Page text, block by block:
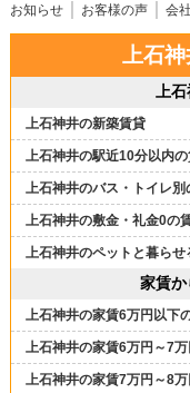
お知らせ
お客様の声 会
上石
上
上石神井の新築賃貸
上石神井の駅近10分以内
上石神井のバス・トイレ別
上石神井の敷金・礼金0の
上石神井のペットと暮らせ
家賃
上石神井の家賃6万円以下
上石神井の家賃6万円～7
上石神井の家賃7万円～8